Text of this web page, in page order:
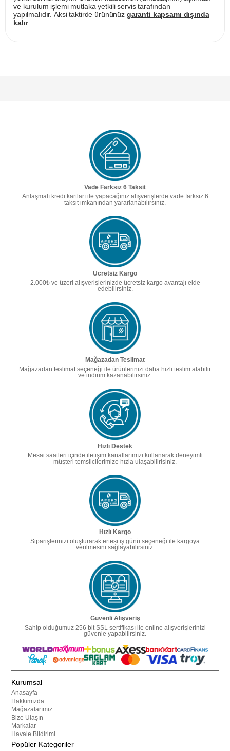
ve kurulum işlemi mutlaka yetkili servis tarafından
yapılmalıdır. Aksi taktirde ürününüz garanti kapsamı dışında
kalır.
Vade Farksız 6 Taksit
Anlaşmalı kredi kartları ile yapacağınız alışverişlerde vade farksız 6
taksit imkanından yararlanabilirsiniz.
Ücretsiz Kargo
2.000₺ ve üzeri alışverişlerinizde ücretsiz kargo avantajı elde
edebilirsiniz.
Mağazadan Teslimat
Mağazadan teslimat seçeneği ile ürünlerinizi daha hızlı teslim alabilir
ve indirim kazanabilirsiniz.
Hızlı Destek
Mesai saatleri içinde iletişim kanallarımızı kullanarak deneyimli
müşteri temsilcilerimize hızla ulaşabilirisiniz.
Hızlı Kargo
Siparişlerinizi oluşturarak ertesi iş günü seçeneği ile kargoya
verilmesini sağlayabilirsiniz.
Güvenli Alışveriş
Sahip olduğumuz 256 bit SSL sertifikası ile online alışverişlerinizi
güvenle yapabilirsiniz.
Kurumsal
Anasayfa
Hakkımızda
Mağazalarımız
Bize Ulaşın
Markalar
Havale Bildirimi
Popüler Kategoriler